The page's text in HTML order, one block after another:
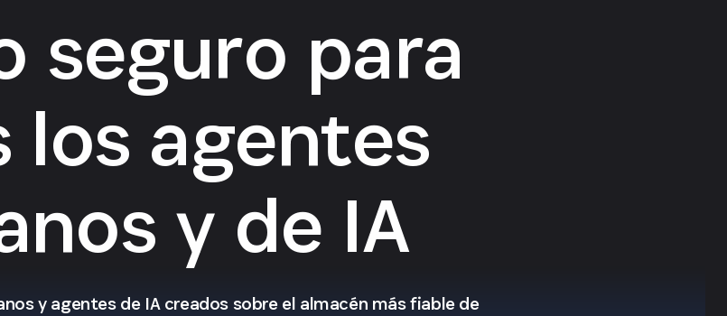
seguro para
los agentes
y de IA
y agentes de IA creados sobre el almacén más fiable de